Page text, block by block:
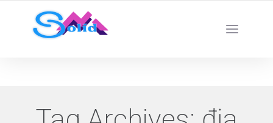
Best SMM Services